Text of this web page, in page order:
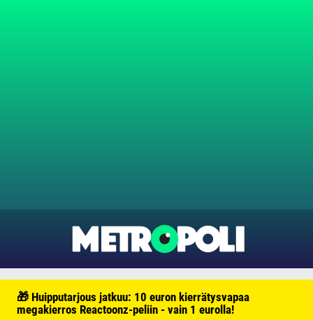
🎁 Huipputarjous jatkuu: 10 euron kierrätysvapaa
megakierros Reactoonz-peliin - vain 1 eurolla!